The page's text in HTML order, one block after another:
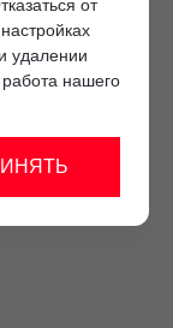
от
удалении
нашего